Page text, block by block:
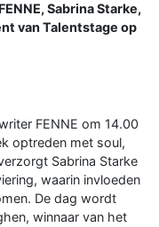
Sabrina Starke,
van Talentstage op
FENNE om 14.00
optreden met soul,
Sabrina Starke
waarin invloeden
De dag wordt
winnaar van het